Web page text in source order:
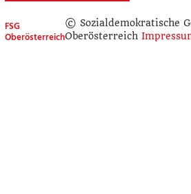
FSG
Oberösterreich
© Sozialdemokratische
Oberösterreich